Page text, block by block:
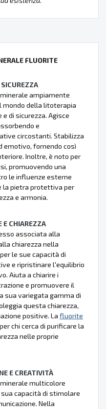
FLUORITE
ampiamente
mondo della litoterapia
di sicurezza. Agisce
e
circostanti. Stabilizza
emotivo, fornendo così
Inoltre, è noto per
promuovendo una
le influenze esterne
la pietra protettiva per
e armonia.
E CHIAREZZA
associata alla
chiarezza nella
le sue capacità di
e ripristinare l'equilibrio
Aiuta a chiarire i
e promuovere il
sua variegata gamma di
questa chiarezza,
positive. La fluorite
chi cerca di purificare la
nelle proprie
E CREATIVITÀ
multicolore
capacità di stimolare
Nella